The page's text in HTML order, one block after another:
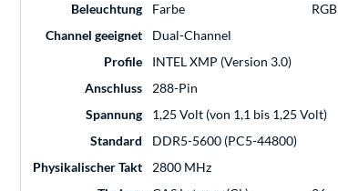
Beleuchtung
Farbe
RGB
Channel geeignet
Dual-Channel
Profile
INTEL XMP (Version 3.0)
Anschluss
288-Pin
Spannung
1,25 Volt (von 1,1 bis 1,25 Volt)
Standard
DDR5-5600 (PC5-44800)
Physikalischer Takt
2800 MHz